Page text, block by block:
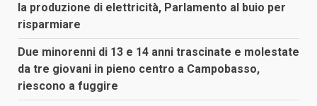
la produzione di elettricità, Parlamento al buio per
risparmiare
Due minorenni di 13 e 14 anni trascinate e molestate
da tre giovani in pieno centro a Campobasso,
riescono a fuggire